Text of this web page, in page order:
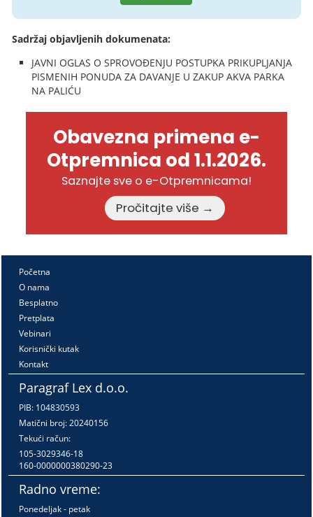
Sadržaj objavljenih dokumenata:
JAVNI OGLAS O SPROVOĐENJU POSTUPKA PRIKUPLJANJA
PISMENIH PONUDA ZA DAVANJE U ZAKUP AKVA PARKA
NA PALIĆU
Obavezna primena e-
Otpremnica od 1.1.2026.
Saznajte sve o e-Otpremnicama!
Pročitajte više →
Početna
O nama
Besplatno
Pretplata
Vebinari
Korisnički kutak
Kontakt
Paragraf Lex d.o.o.
PIB: 104830593
Matični broj: 20240156
Tekući račun:
105-3029346-18
160-0000000380290-23
Radno vreme:
Ponedeljak - petak